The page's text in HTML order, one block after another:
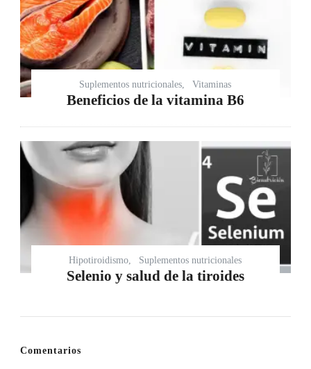
Suplementos nutricionales Vitaminas
Beneficios de la vitamina B6
Hipotiroidismo Suplementos nutricionales
Selenio y salud de la tiroides
Comentarios